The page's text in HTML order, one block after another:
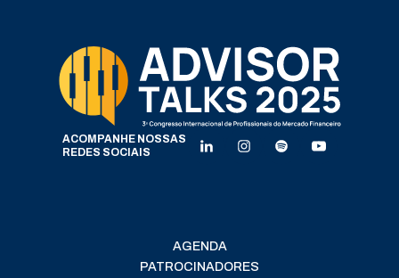
ACOMPANHE NOSSAS
REDES SOCIAIS
AGENDA
PATROCINADORES